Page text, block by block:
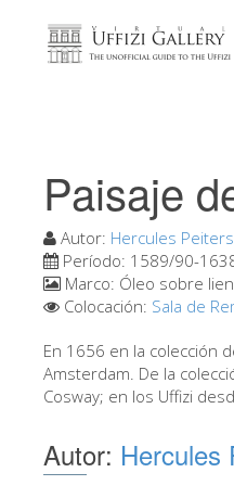
Home
Eventos y
Los
Contáctenos
Visite los
Reserve
Visita
Las salas
Paisaje
Autor: Hercules
Período: 1589/90-
Marco: Óleo sobre
Colocación: Sala de
En 1656 en la colección
Amsterdam. De la
Cosway; en los Uffizi
Autor: Hercules